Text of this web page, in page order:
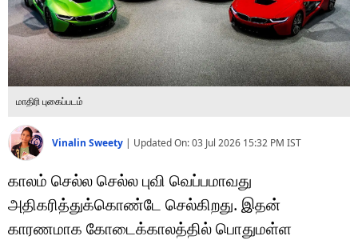
வலை கதைகள்
போட்டோ கேலரி
மாதிரி புகைப்படம்
Vinalin Sweety | Updated On:03 Jul 2026 15:32 PM IST
காலம் செல்ல செல்ல புவி வெப்பமாவது
அதிகரித்துக்கொண்டே செல்கிறது. இதன்
காரணமாக கோடைக்காலத்தில் பொதுமள்ள